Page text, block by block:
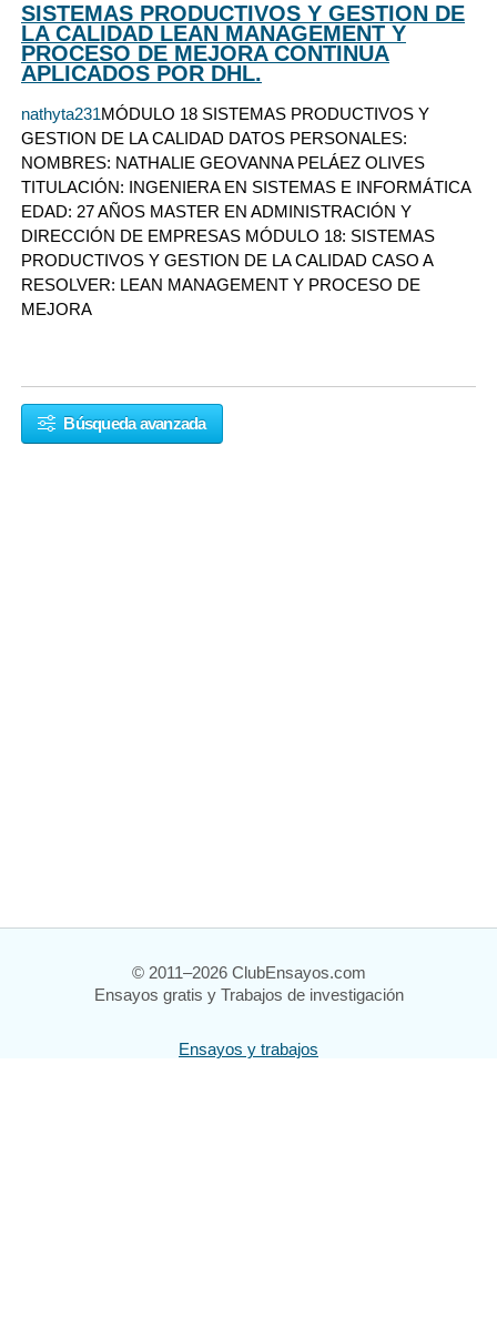
SISTEMAS PRODUCTIVOS Y GESTION DE
LA CALIDAD LEAN MANAGEMENT Y
PROCESO DE MEJORA CONTINUA
APLICADOS POR DHL.
nathyta231MÓDULO 18 SISTEMAS PRODUCTIVOS Y
GESTION DE LA CALIDAD DATOS PERSONALES:
NOMBRES: NATHALIE GEOVANNA PELÁEZ OLIVES
TITULACIÓN: INGENIERA EN SISTEMAS E INFORMÁTICA
EDAD: 27 AÑOS MASTER EN ADMINISTRACIÓN Y
DIRECCIÓN DE EMPRESAS MÓDULO 18: SISTEMAS
PRODUCTIVOS Y GESTION DE LA CALIDAD CASO A
RESOLVER: LEAN MANAGEMENT Y PROCESO DE
MEJORA
Búsqueda avanzada
© 2011–2026 ClubEnsayos.com
Ensayos gratis y Trabajos de investigación
Ensayos y trabajos